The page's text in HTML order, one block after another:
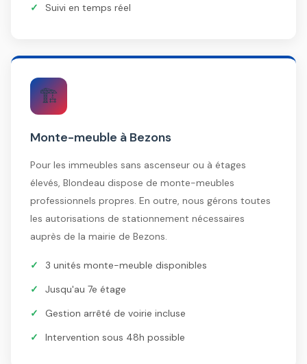
Suivi en temps réel
🏗️
Monte-meuble à Bezons
Pour les immeubles sans ascenseur ou à étages
élevés, Blondeau dispose de monte-meubles
professionnels propres. En outre, nous gérons toutes
les autorisations de stationnement nécessaires
auprès de la mairie de Bezons.
3 unités monte-meuble disponibles
Jusqu'au 7e étage
Gestion arrêté de voirie incluse
Intervention sous 48h possible